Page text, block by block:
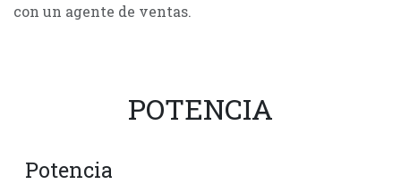
con un agente de ventas.
POTENCIA
Potencia